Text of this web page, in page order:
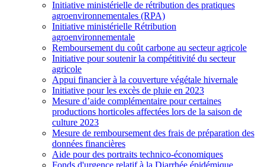
Initiative ministérielle de rétribution des pratiques
agroenvironnementales (RPA)
Initiative ministérielle Rétribution
agroenvironnementale
Remboursement du coût carbone au secteur agricole
Initiative pour soutenir la compétitivité du secteur
agricole
Appui financier à la couverture végétale hivernale
Initiative pour les excès de pluie en 2023
Mesure d’aide complémentaire pour certaines
productions horticoles affectées lors de la saison de
culture 2023
Mesure de remboursement des frais de préparation des
données financières
Aide pour des portraits technico-économiques
Fonds d'urgence relatif à la Diarrhée épidémique